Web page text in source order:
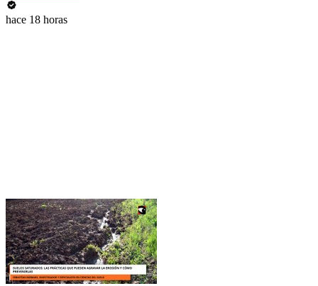
hace 18 horas